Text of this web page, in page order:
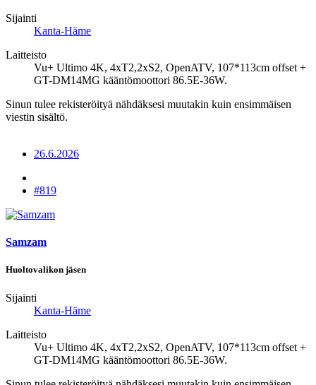
Sijainti
Kanta-Häme
Laitteisto
Vu+ Ultimo 4K, 4xT2,2xS2, OpenATV, 107*113cm offset +
GT-DM14MG kääntömoottori 86.5E-36W.
Sinun tulee rekisteröityä nähdäksesi muutakin kuin ensimmäisen
viestin sisältö.
26.6.2026
#819
Samzam
Huoltovalikon jäsen
Sijainti
Kanta-Häme
Laitteisto
Vu+ Ultimo 4K, 4xT2,2xS2, OpenATV, 107*113cm offset +
GT-DM14MG kääntömoottori 86.5E-36W.